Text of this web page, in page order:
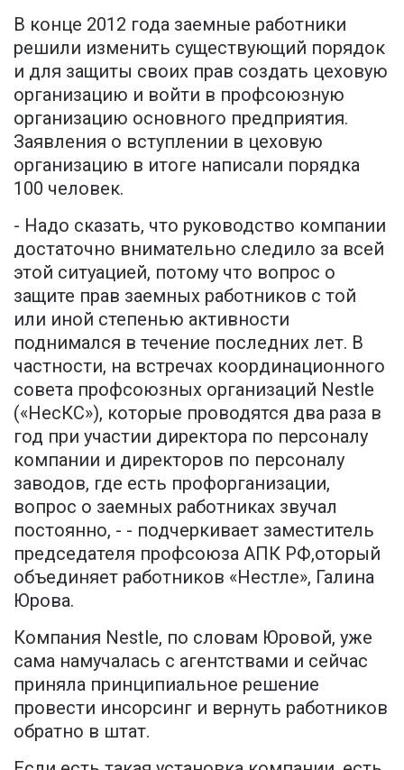
В конце 2012 года заемные работники
решили изменить существующий порядок
и для защиты своих прав создать цеховую
организацию и войти в профсоюзную
организацию основного предприятия.
Заявления о вступлении в цеховую
организацию в итоге написали порядка
100 человек.
- Надо сказать, что руководство компании
достаточно внимательно следило за всей
этой ситуацией, потому что вопрос о
защите прав заемных работников с той
или иной степенью активности
поднимался в течение последних лет. В
частности, на встречах координационного
совета профсоюзных организаций Nestle
(«НесКС»), которые проводятся два раза в
год при участии директора по персоналу
компании и директоров по персоналу
заводов, где есть профорганизации,
вопрос о заемных работниках звучал
постоянно, - - подчеркивает заместитель
председателя профсоюза АПК РФ,оторый
объединяет работников «Нестле», Галина
Юрова.
Компания Nestle, по словам Юровой, уже
сама намучалась с агентствами и сейчас
приняла принципиальное решение
провести инсорсинг и вернуть работников
обратно в штат.